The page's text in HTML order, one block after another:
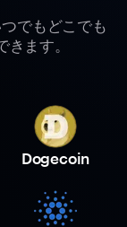
でもどこでも
ます。
Dogecoin